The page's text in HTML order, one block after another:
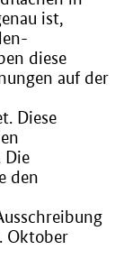
ist,
diese
auf der
Diese
Die
den
Oktober